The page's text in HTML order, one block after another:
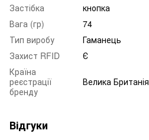
Застібка
кнопка
Вага (гр)
74
Тип виробу
Гаманець
Захист RFID
Є
Країна
реєстрації
бренду
Велика Британія
Відгуки